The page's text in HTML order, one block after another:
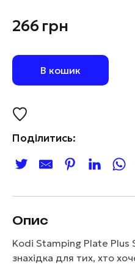
266грн
В кошик
Поділитись:
Опис
Kodi Stamping Plate
знахідка для тих, хто